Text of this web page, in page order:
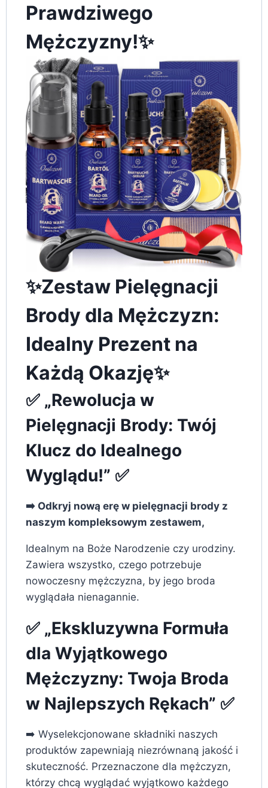
Prawdziwego
Mężczyzny!✨
✨Zestaw Pielęgnacji
Brody dla Mężczyzn:
Idealny Prezent na
Każdą Okazję✨
✅ „Rewolucja w
Pielęgnacji Brody: Twój
Klucz do Idealnego
Wyglądu!” ✅
➡️ Odkryj nową erę w pielęgnacji brody z
naszym kompleksowym zestawem,
Idealnym na Boże Narodzenie czy urodziny.
Zawiera wszystko, czego potrzebuje
nowoczesny mężczyzna, by jego broda
wyglądała nienagannie.
✅ „Ekskluzywna Formuła
dla Wyjątkowego
Mężczyzny: Twoja Broda
w Najlepszych Rękach” ✅
➡️ Wyselekcjonowane składniki naszych
produktów zapewniają niezrównaną jakość i
skuteczność. Przeznaczone dla mężczyzn,
którzy chcą wyglądać wyjątkowo każdego